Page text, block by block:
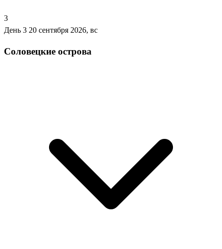
3
День 3 20 сентября 2026, вс
Соловецкие острова